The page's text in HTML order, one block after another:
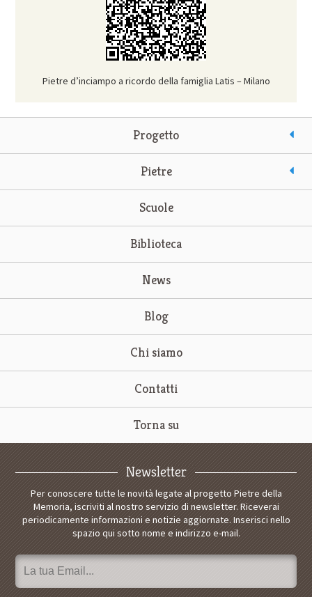
Pietre d’inciampo a ricordo della famiglia Latis – Milano
Progetto
Pietre
Scuole
Biblioteca
News
Blog
Chi siamo
Contatti
Torna su
Newsletter
Per conoscere tutte le novità legate al progetto Pietre della
Memoria, iscriviti al nostro servizio di newsletter. Riceverai
periodicamente informazioni e notizie aggiornate. Inserisci nello
spazio qui sotto nome e indirizzo e-mail.